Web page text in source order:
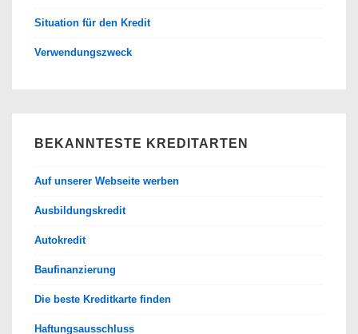
Situation für den Kredit
Verwendungszweck
BEKANNTESTE KREDITARTEN
Auf unserer Webseite werben
Ausbildungskredit
Autokredit
Baufinanzierung
Die beste Kreditkarte finden
Haftungsausschluss